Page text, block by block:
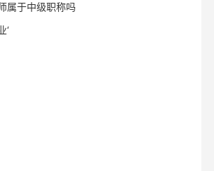
属于中级职称吗
‘